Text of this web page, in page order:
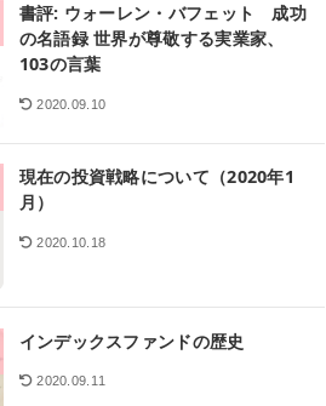
書評: ウォーレン・バフェット 成功
の名語録 世界が尊敬する実業家、
103の言葉
2020.09.10
現在の投資戦略について（2020年1
月）
2020.10.18
インデックスファンドの歴史
2020.09.11